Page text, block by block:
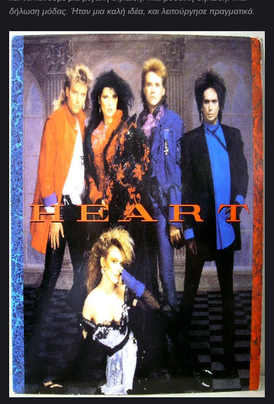
δήλωση μόδας. Ήταν μια καλή ιδέα, και λειτούργησε πραγματικά.